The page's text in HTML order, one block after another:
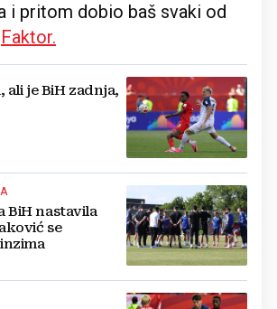
i pritom dobio baš svaki od
Faktor.
ali je BiH zadnja,
BiH nastavila
se